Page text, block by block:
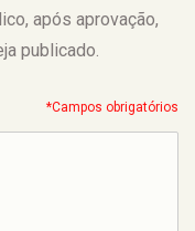
após aprovação,
publicado.
*Campos obrigatórios